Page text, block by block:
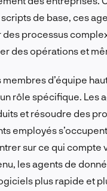
de base, ces
processus
des opérations et
d’équipe
rôle spécifique.
et résoudre des
employés
sur ce qui compte
les agents de
plus rapide et